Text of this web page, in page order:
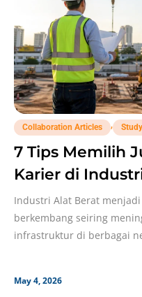
Collaboration Articles ,
7 Tips Memilih
Karier di
Industri Alat Berat
berkembang seiring
infrastruktur di berbagai
May 4, 2026